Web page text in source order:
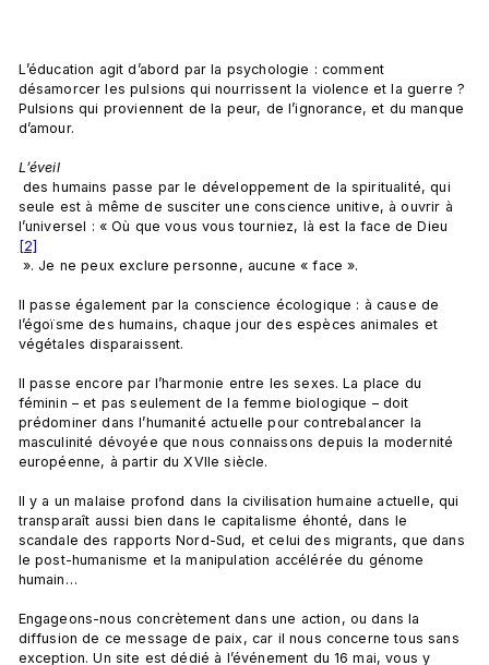
L’éducation agit d’abord par la psychologie : comment
désamorcer les pulsions qui nourrissent la violence et la guerre ?
Pulsions qui proviennent de la peur, de l’ignorance, et du manque
d’amour.
L’éveil
des humains passe par le développement de la spiritualité, qui
seule est à même de susciter une conscience unitive, à ouvrir à
l’universel : « Où que vous vous tourniez, là est la face de Dieu
[2]
». Je ne peux exclure personne, aucune « face ».
Il passe également par la conscience écologique : à cause de
l’égoïsme des humains, chaque jour des espèces animales et
végétales disparaissent.
Il passe encore par l’harmonie entre les sexes. La place du
féminin – et pas seulement de la femme biologique – doit
prédominer dans l’humanité actuelle pour contrebalancer la
masculinité dévoyée que nous connaissons depuis la modernité
européenne, à partir du XVIIe siècle.
Il y a un malaise profond dans la civilisation humaine actuelle, qui
transparaît aussi bien dans le capitalisme éhonté, dans le
scandale des rapports Nord-Sud, et celui des migrants, que dans
le post-humanisme et la manipulation accélérée du génome
humain…
Engageons-nous concrètement dans une action, ou dans la
diffusion de ce message de paix, car il nous concerne tous sans
exception. Un site est dédié à l’événement du 16 mai, vous y